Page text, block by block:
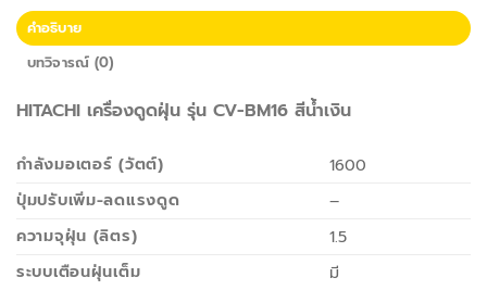
คำอธิบาย
บทวิจารณ์ (0)
HITACHI เครื่องดูดฝุ่น รุ่น CV-BM16 สีน้ำเงิน
กำลังมอเตอร์ (วัตต์)
1600
ปุ่มปรับเพิ่ม-ลดแรงดูด
–
ความจุฝุ่น (ลิตร)
1.5
ระบบเตือนฝุ่นเต็ม
มี